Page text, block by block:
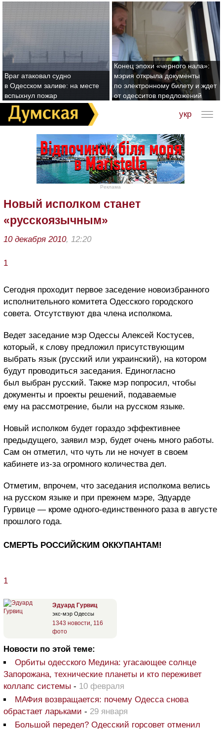
Враг атаковал судно
в Одесском заливе: на месте
вспыхнул пожар
Конец эпохи «черного нала»:
мэрия открыла документы
по электронному билету и ждет
от одесситов предложений
укр
Реклама
Новый исполком станет
«русскоязычным»
10 декабря 2010, 12:20
1
Сегодня проходит первое заседение новоизбранного
исполнительного комитета Одесского городского
совета. Отсутствуют два члена исполкома.
Ведет заседание мэр Одессы Алексей Костусев,
который, к слову предложил присутствующим
выбрать язык (русский или украинский), на котором
будут проводиться заседания. Единогласно
был выбран русский. Также мэр попросил, чтобы
документы и проекты решений, подаваемые
ему на рассмотрение, были на русском языке.
Новый исполком будет гораздо эффективнее
предыдущего, заявил мэр, будет очень много работы.
Сам он отметил, что чуть ли не ночует в своем
кабинете из-за огромного количества дел.
Отметим, впрочем, что заседания исполкома велись
на русском языке и при прежнем мэре, Эдуарде
Гурвице — кроме одного-единственного раза в августе
прошлого года.
СМЕРТЬ РОССИЙСКИМ ОККУПАНТАМ!
1
Эдуард Гурвиц
экс-мэр Одессы
1343 новости 116
фото
Новости по этой теме:
Орбиты одесского Медина: угасающее солнце
Запорожана, технические планеты и кто переживет
коллапс системы - 10 февраля
МАФия возвращается: почему Одесса снова
обрастает ларьками - 29 января
Большой передел? Одесский горсовет отменил